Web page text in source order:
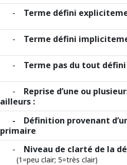
- Terme défini
- Terme défini
- Terme pas du tout défini
- Reprise d’une ou
ailleurs :
- Définition provenant
primaire
- Niveau de clarté de la
(1=peu clair; 5=très clair)